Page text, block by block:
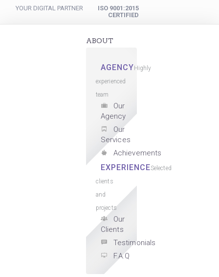
YOUR DIGITAL PARTNER ISO 9001:2015
CERTIFIED
ABOUT
AGENCY Highly
experienced
team
Our
Agency
Our
Services
Achievements
EXPERIENCESelected
clients
and
projects
Our
Clients
Testimonials
F.A.Q